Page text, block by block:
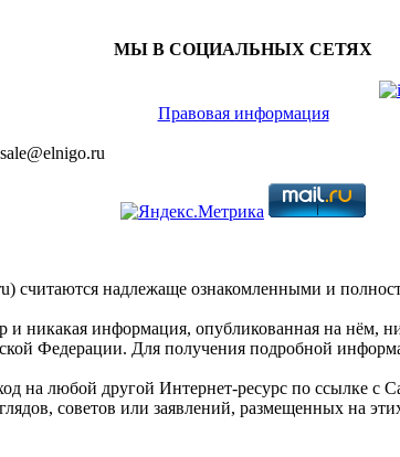
МЫ В СОЦИАЛЬНЫХ СЕТЯХ
Правовая информация
надлежаще ознакомленными и
никакая информация, опубликованная на нём,
Федерации. Для получения подробной
на любой другой Интернет-ресурс по ссылке
советов или заявлений, размещенных на